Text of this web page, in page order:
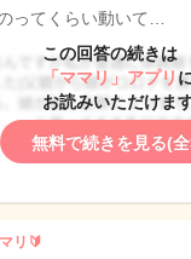
ってくらい動いて…
この回答の続きは
「ママリ」アプリ
お読みいただけま
無料で続きを見る(
リ🔰